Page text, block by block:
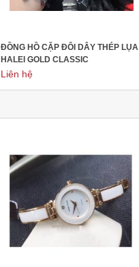
ĐỒNG HỒ CẶP ĐÔI DÂY THÉP LỤA
HALEI GOLD CLASSIC
Liên hệ